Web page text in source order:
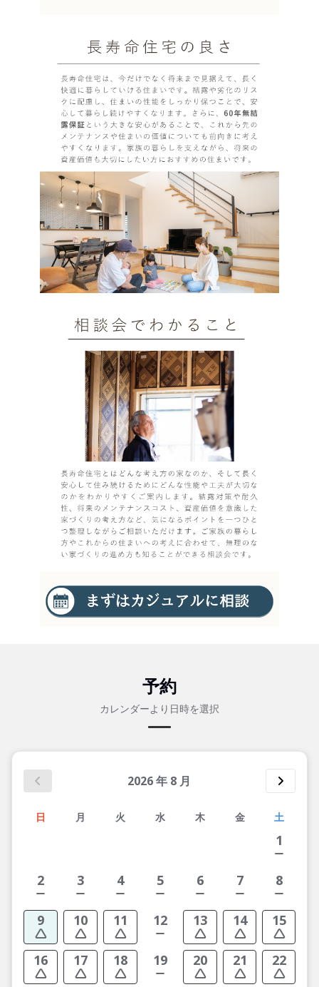
予約
カレンダーより日時を選択
2026年 8 月
日 月 火 水 木 金 土
1
2 3 4 5 6 7 8
9 10 11 12 13 14 15
16 17 18 19 20 21 22